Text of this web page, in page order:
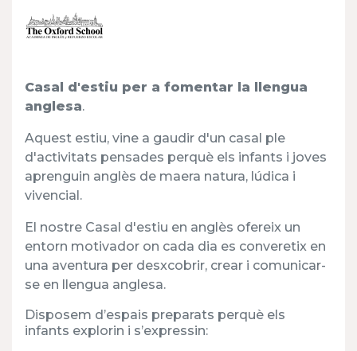
Casal d'estiu per a fomentar la llengua
anglesa.
Aquest estiu, vine a gaudir d'un casal ple
d'activitats pensades perquè els infants i joves
aprenguin anglès de maera natura, lúdica i
vivencial.
El nostre Casal d'estiu en anglès ofereix un
entorn motivador on cada dia es converetix en
una aventura per desxcobrir, crear i comunicar-
se en llengua anglesa.
Disposem d’espais preparats perquè els
infants explorin i s’expressin: